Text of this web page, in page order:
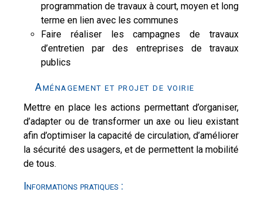
programmation de travaux à court, moyen et long
terme en lien avec les communes
Faire réaliser les campagnes de travaux
d’entretien par des entreprises de travaux
publics
Aménagement et projet de voirie
Mettre en place les actions permettant d’organiser,
d’adapter ou de transformer un axe ou lieu existant
afin d’optimiser la capacité de circulation, d’améliorer
la sécurité des usagers, et de permettent la mobilité
de tous.
Informations pratiques :